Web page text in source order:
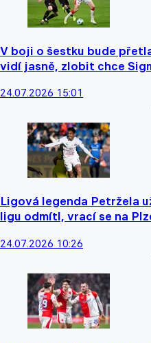
V boji o šestku bude
vidí jasně, zlobit chce
24.07.2026 15:01
Ligová legenda Petržela
ligu odmítl, vrací se na
24.07.2026 10:26